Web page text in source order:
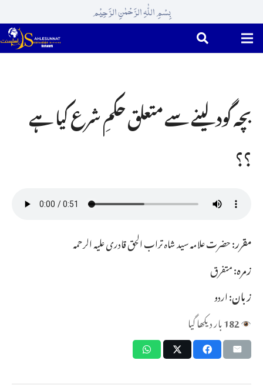
بِسْمِ اللّٰہِ الرَّحْمٰنِ الرَّحِیْم
بچہ گود لینے سے متعلق حکمِ شرع کیا ہے
؟؟
مقرر:حضرت علامہ سید شاہ تراب الحق قادری علیہ الرحمہ
زمرہ:متفرق
زبان:اردو
182بار دیکھا گیا